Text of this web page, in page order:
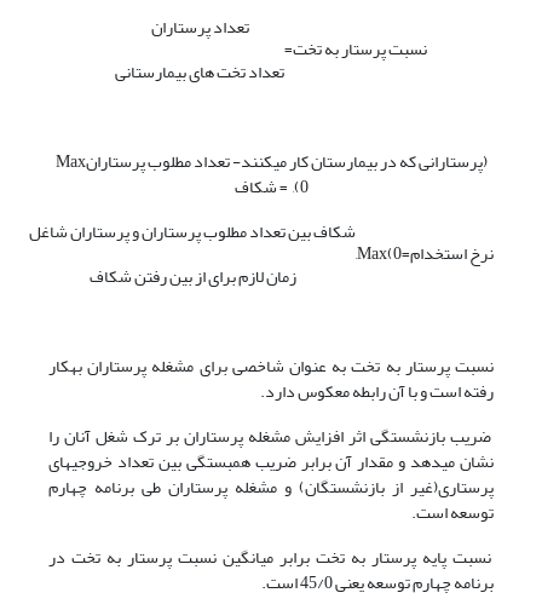
نسبت پرستار به تخت=
تعداد پرستاران
تعداد تخت های بیمارستانی
(پرستارانی که در بیمارستان کار می­کنند- تعداد مطلوب پرستارانMax
(0, = شکاف
نرخ استخدام=
Max(0,
شکاف بین تعداد مطلوب پرستاران و پرستاران شاغل
زمان لازم برای از بین رفتن شکاف
نسبت پرستار به تخت به عنوان شاخصی برای مشغله پرستاران به­کار
رفته است و با آن رابطه معکوس دارد.
ضریب بازنشستگی اثر افزایش مشغله پرستاران بر ترک شغل آنان را
نشان می­دهد و مقدار آن برابر ضریب همبستگی بین تعداد خروجی­های
پرستاری(غیر از بازنشستگان) و مشغله پرستاران طی برنامه چهارم
توسعه است.
نسبت پایه پرستار به تخت برابر میانگین نسبت پرستار به تخت در
برنامه چهارم توسعه یعنی 45/0 است.